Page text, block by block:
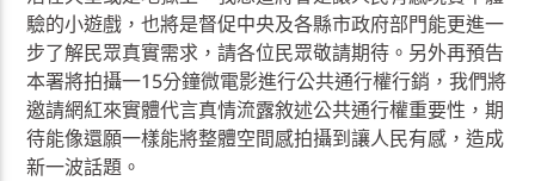
驗的小遊戲，也將是督促中央及各縣市政府部門能更進一
步了解民眾真實需求，請各位民眾敬請期待。另外再預告
本署將拍攝一15分鐘微電影進行公共通行權行銷，我們將
邀請網紅來實體代言真情流露敘述公共通行權重要性，期
待能像還願一樣能將整體空間感拍攝到讓人民有感，造成
新一波話題。